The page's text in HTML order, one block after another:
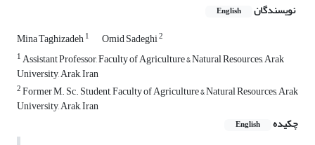
نویسندگان English
Mina Taghizadeh1 Omid Sadeghi2
1Assistant Professor, Faculty of Agriculture & Natural Resources, Arak
University, Arak, Iran
2Former M. Sc. Student, Faculty of Agriculture & Natural Resources, Arak
University, Arak, Iran
چکیده
English